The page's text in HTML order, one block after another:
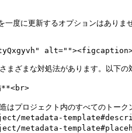
度に更新するオプションはありま
まざまな対処法があります。以下
**<br>
はプロジェクト内のすべてのトー
metadata-